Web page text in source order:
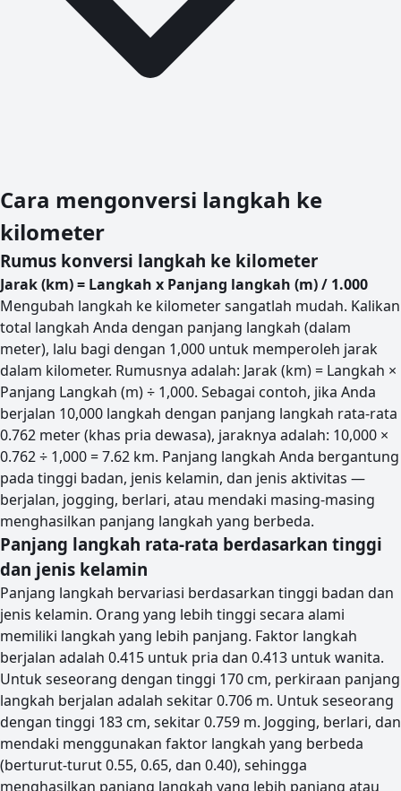
Cara mengonversi langkah ke
kilometer
Rumus konversi langkah ke kilometer
Jarak (km) = Langkah x Panjang langkah (m) / 1.000
Mengubah langkah ke kilometer sangatlah mudah. Kalikan
total langkah Anda dengan panjang langkah (dalam
meter), lalu bagi dengan 1,000 untuk memperoleh jarak
dalam kilometer. Rumusnya adalah: Jarak (km) = Langkah ×
Panjang Langkah (m) ÷ 1,000. Sebagai contoh, jika Anda
berjalan 10,000 langkah dengan panjang langkah rata-rata
0.762 meter (khas pria dewasa), jaraknya adalah: 10,000 ×
0.762 ÷ 1,000 = 7.62 km. Panjang langkah Anda bergantung
pada tinggi badan, jenis kelamin, dan jenis aktivitas —
berjalan, jogging, berlari, atau mendaki masing-masing
menghasilkan panjang langkah yang berbeda.
Panjang langkah rata-rata berdasarkan tinggi
dan jenis kelamin
Panjang langkah bervariasi berdasarkan tinggi badan dan
jenis kelamin. Orang yang lebih tinggi secara alami
memiliki langkah yang lebih panjang. Faktor langkah
berjalan adalah 0.415 untuk pria dan 0.413 untuk wanita.
Untuk seseorang dengan tinggi 170 cm, perkiraan panjang
langkah berjalan adalah sekitar 0.706 m. Untuk seseorang
dengan tinggi 183 cm, sekitar 0.759 m. Jogging, berlari, dan
mendaki menggunakan faktor langkah yang berbeda
(berturut-turut 0.55, 0.65, dan 0.40), sehingga
menghasilkan panjang langkah yang lebih panjang atau